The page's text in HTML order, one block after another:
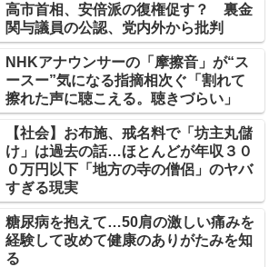
高市首相、安倍派の復権促す？ 裏金
関与議員の公認、党内外から批判
NHKアナウンサーの「摩擦音」が“ス
ースー”気になる指摘相次ぐ「割れて
擦れた声に聴こえる。聴きづらい」
【社会】お布施、戒名料で「坊主丸儲
け」は過去の話…ほとんどが年収３０
０万円以下「地方の寺の僧侶」のヤバ
すぎる現実
糖尿病を抱えて…50肩の激しい痛みを
経験して改めて健康のありがたみを知
る